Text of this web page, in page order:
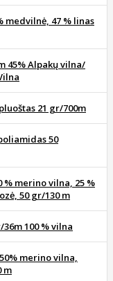
medvilnė, 47 % linas
45% Alpakų vilna/
21 gr/700m
50
% merino vilna, 25 %
50 gr/130 m
36m 100 % vilna
merino vilna,
m